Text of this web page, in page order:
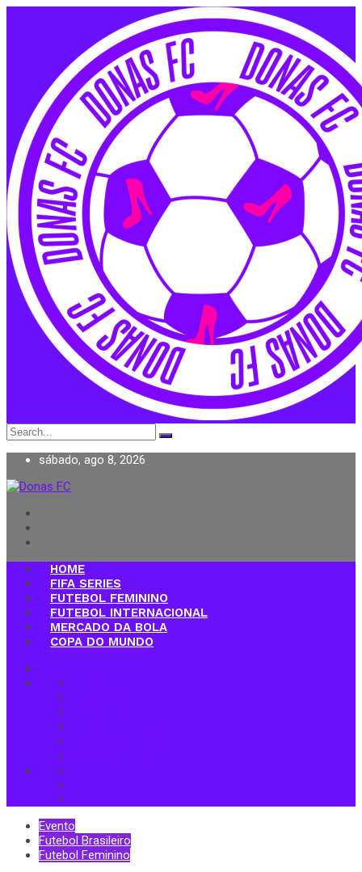
Search
for:
sábado, ago 8, 2026
Donas FC
HOME
FIFA SERIES
FUTEBOL FEMININO
FUTEBOL INTERNACIONAL
MERCADO DA BOLA
COPA DO MUNDO
Evento
Futebol Brasileiro
Futebol Feminino